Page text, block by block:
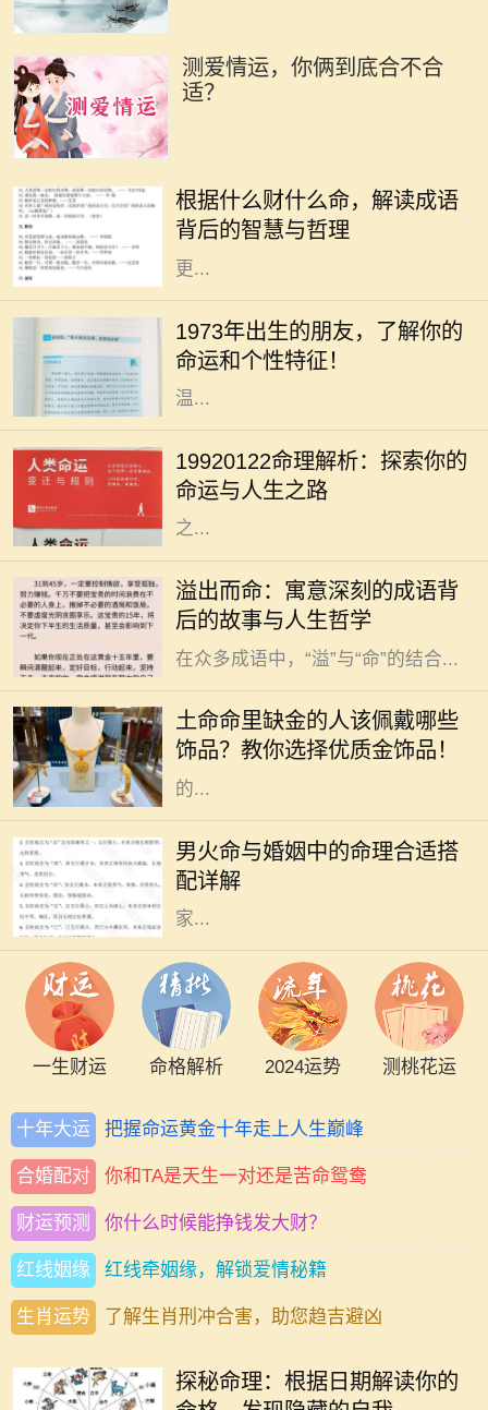
测爱情运，你俩到底合不合
适？
根据什么财什么命，解读成语
背后的智慧与哲理
语言的瑰宝，蕴含着深刻的道理和智
慧。“根据什么财什么命”这一说法，
启示我们通过对成语的解读，能够
更...
1973年出生的朋友，了解你的
命运和个性特征！
你是否曾经好奇过，1973年出生的人
究竟有着怎样的命运与个性？在中国
传统命理学中，1973年属于水兔年。
水兔既象征着灵动与智慧，又代表着
温...
19920122命理解析：探索你的
命运与人生之路
人生如梦，命运似水，每个人的生辰
八字都藏着独特的秘密。对于出生于
1992年1月22日的人来说，他们的命
理特征和人生道路又有什么样的特别
之...
溢出而命：寓意深刻的成语背
后的故事与人生哲学
在中华文化的浩瀚长河中，成语作为
语言的一部分，不仅丰富了我们的表
达方式，也蕴藏着深厚的文化底蕴。
在众多成语中，“溢”与“命”的结合...
土命命里缺金的人该佩戴哪些
饰品？教你选择优质金饰品！
在中国传统文化中，五行之说深深扎
根于人们的生活与信仰之中。五行分
别是金、木、水、火、土，每一个人
的命理中都有其主导的元素。有些人
的...
男火命与婚姻中的命理合适搭
配详解
命理学在中国传统文化中占据着重要
的地位，尤其是在婚姻选择上。对于
男火命来说，选择合适的命理搭配非
常关键，这可以影响到感情的和谐与
家...
一生财运 命格解析 2024运势 测桃花运
十年大运 把握命运黄金十年走上人生巅峰
合婚配对 你和TA是天生一对还是苦命鸳鸯
财运预测 你什么时候能挣钱发大财？
红线姻缘 红线牵姻缘，解锁爱情秘籍
生肖运势 了解生肖刑冲合害，助您趋吉避凶
探秘命理：根据日期解读你的
在中国传统文化中，命理学作为一门
人的生辰八字、出生日期，都会对其